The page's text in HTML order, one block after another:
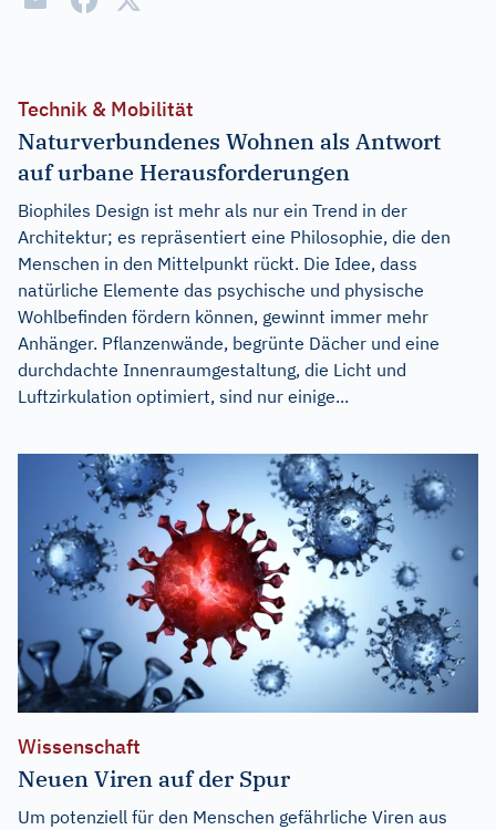
Technik & Mobilität
Naturverbundenes Wohnen als Antwort
auf urbane Herausforderungen
Biophiles Design ist mehr als nur ein Trend in der
Architektur; es repräsentiert eine Philosophie, die den
Menschen in den Mittelpunkt rückt. Die Idee, dass
natürliche Elemente das psychische und physische
Wohlbefinden fördern können, gewinnt immer mehr
Anhänger. Pflanzenwände, begrünte Dächer und eine
durchdachte Innenraumgestaltung, die Licht und
Luftzirkulation optimiert, sind nur einige...
Wissenschaft
Neuen Viren auf der Spur
Um potenziell für den Menschen gefährliche Viren aus